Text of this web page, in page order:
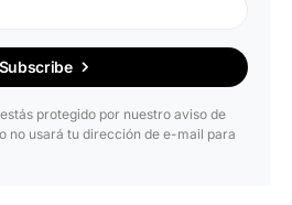
Subscribe
protegido por nuestro aviso de
no usará tu dirección de e-mail para